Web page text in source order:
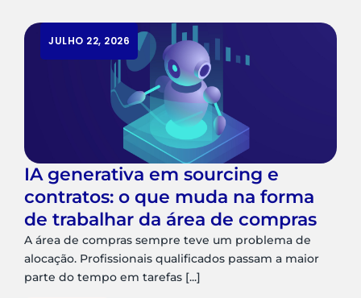
JULHO 22, 2026
IA generativa em sourcing e
contratos: o que muda na forma
de trabalhar da área de compras
A área de compras sempre teve um problema de
alocação. Profissionais qualificados passam a maior
parte do tempo em tarefas [...]